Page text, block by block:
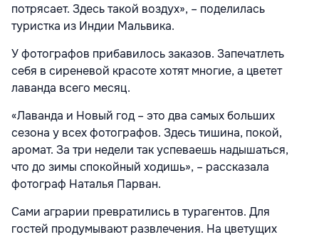
потрясает. Здесь такой воздух», – поделилась
туристка из Индии Мальвика.
У фотографов прибавилось заказов. Запечатлеть
себя в сиреневой красоте хотят многие, а цветет
лаванда всего месяц.
«Лаванда и Новый год – это два самых больших
сезона у всех фотографов. Здесь тишина, покой,
аромат. За три недели так успеваешь надышаться,
что до зимы спокойный ходишь», – рассказала
фотограф Наталья Парван.
Сами аграрии превратились в турагентов. Для
гостей продумывают развлечения. На цветущих